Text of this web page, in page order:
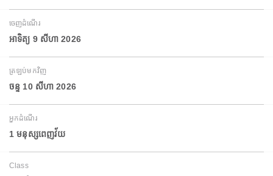
ចេញដំណើរ
អាទិត្យ 9 សីហា 2026
ត្រឡប់មកវិញ
ចន្ទ 10 សីហា 2026
អ្នកដំណើរ
1 មនុស្សពេញវ័យ
Class